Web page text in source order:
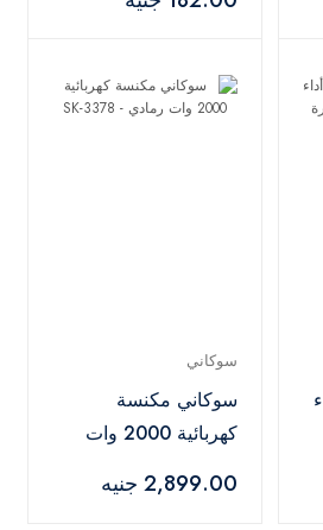
سوكاني
سوكاني مكنسة
كهربائية 2000 وات
2,899.00 جنيه